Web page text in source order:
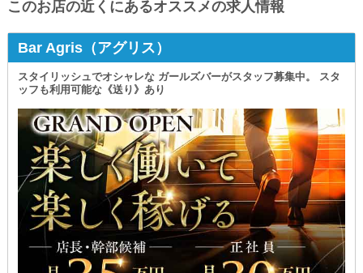
このお店の近くにあるオススメの求人情報
Bar Agris（アグリス）
スタイリッシュでオシャレな ガールズバーがスタッフ募集中。 スタ
ッフも利用可能な《送り》あり